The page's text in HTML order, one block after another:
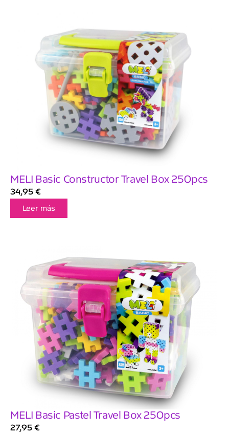
MELI Basic Constructor Travel Box 250pcs
34,95 €
Leer más
MELI Basic Pastel Travel Box 250pcs
27,95 €